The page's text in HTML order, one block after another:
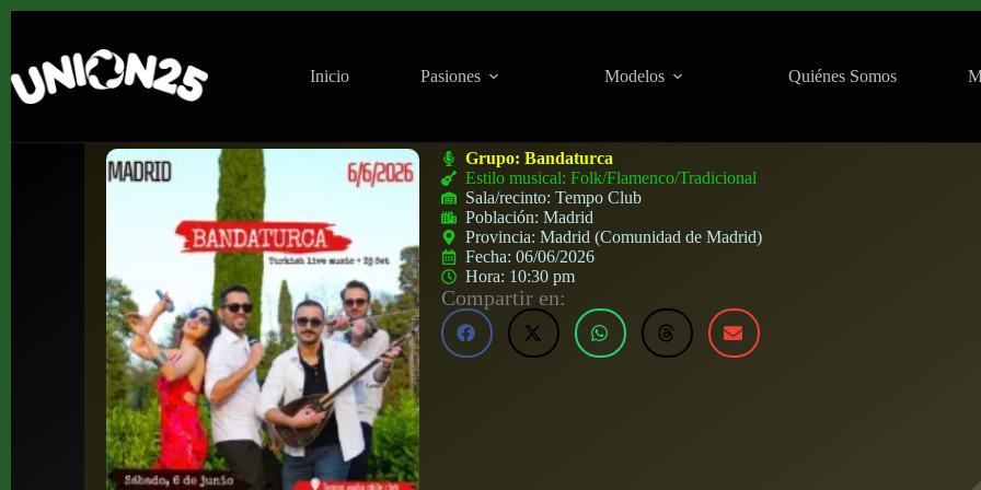
Inicio Pasiones Modelos Quiénes Somos
Grupo:Bandaturca
Estilo musical: Folk/Flamenco/Tradicional
Sala/recinto:Tempo Club
Población:Madrid
Provincia:Madrid (Comunidad de Madrid)
Fecha:06/06/2026
Hora: 10:30 pm
Compartir en: